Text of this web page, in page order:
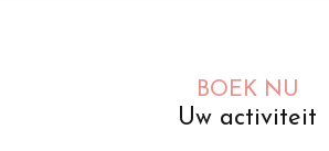
BOEK NU
Uw activiteit